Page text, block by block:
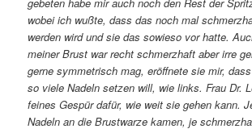
gebeten habe mir auch noch den Rest der
wobei ich wußte, dass das noch mal
werden wird und sie das sowieso vor hatte.
meiner Brust war recht schmerzhaft aber irre
gerne symmetrisch mag, eröffnete sie mir,
so viele Nadeln setzen will, wie links. Frau Dr.
feines Gespür dafür, wie weit sie gehen kann.
Nadeln an die Brustwarze kamen, je